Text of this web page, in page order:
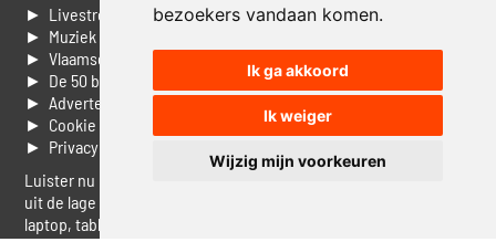
bezoekers vandaan komen.
Ik ga akkoord
Ik weiger
Wijzig mijn voorkeuren
► Livestream informatie
► Muziek opzoeken
► Vlaamse 100 Aller tijden
► De 50 beste van...
► Adverteren op Jouwradio
► Cookie voorkeuren wijzigen
► Privacyinformatie
Luister nu naar Jouwradio! De beste Nederlandstalige muziek
uit de lage landen hoor je hier al 20 jaar. In digitale kwaliteit op je
laptop, tablet of smartphone.